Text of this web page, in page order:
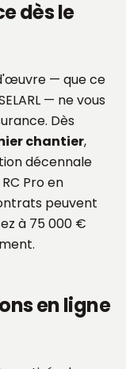
dès le
— que ce
— ne vous
Dès
chantier,
décennale
Pro en
peuvent
à 75 000 €
en ligne